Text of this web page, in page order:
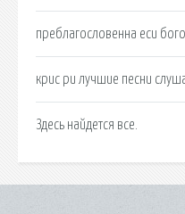
преблагословенна еси
крис ри лучшие песни
Здесь найдется все.